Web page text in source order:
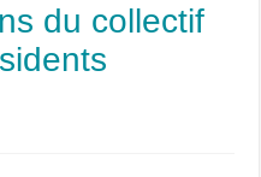
du collectif